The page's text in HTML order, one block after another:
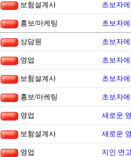
보험설계사 초보자
홍보/마케팅 초보자
상담원 초보자
영업 초보자
보험설계사 초보자
홍보/마케팅 초보자
영업 새로운
보험설계사 새로운
영업 지인 연